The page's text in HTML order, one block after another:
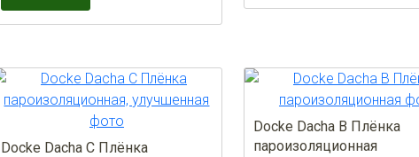
Docke Dacha C Плёнка
Docke Dacha B Плёнка
пароизоляционная